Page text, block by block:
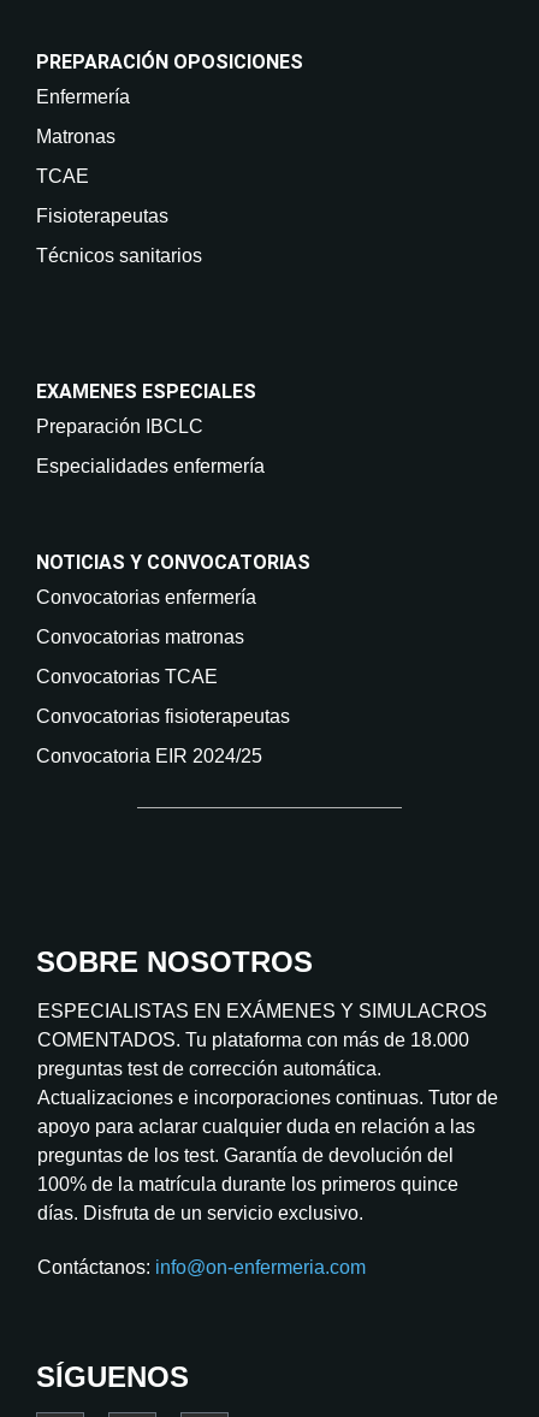
PREPARACIÓN OPOSICIONES
Enfermería
Matronas
TCAE
Fisioterapeutas
Técnicos sanitarios
EXAMENES ESPECIALES
Preparación IBCLC
Especialidades enfermería
NOTICIAS Y CONVOCATORIAS
Convocatorias enfermería
Convocatorias matronas
Convocatorias TCAE
Convocatorias fisioterapeutas
Convocatoria EIR 2024/25
SOBRE NOSOTROS
ESPECIALISTAS EN EXÁMENES Y SIMULACROS
COMENTADOS. Tu plataforma con más de 18.000
preguntas test de corrección automática.
Actualizaciones e incorporaciones continuas. Tutor de
apoyo para aclarar cualquier duda en relación a las
preguntas de los test. Garantía de devolución del
100% de la matrícula durante los primeros quince
días. Disfruta de un servicio exclusivo.
Contáctanos: info@on-enfermeria.com
SÍGUENOS